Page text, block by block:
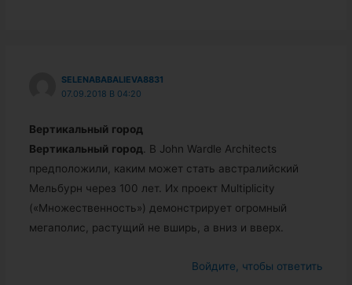
SELENABABALIEVA8831
07.09.2018 В 04:20
Вертикальный город
Вертикальный город . В John Wardle Architects
предположили, каким может стать австралийский
Мельбурн через 100 лет. Их проект Multiplicity
(«Множественность») демонстрирует огромный
мегаполис, растущий не вширь, а вниз и вверх.
Войдите, чтобы ответить